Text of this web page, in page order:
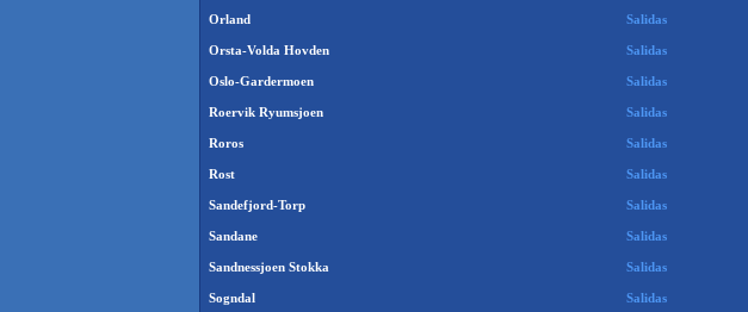
Orland Salidas
Orsta-Volda Hovden Salidas
Oslo-Gardermoen Salidas
Roervik Ryumsjoen Salidas
Roros Salidas
Rost Salidas
Sandefjord-Torp Salidas
Sandane Salidas
Sandnessjoen Stokka Salidas
Sogndal Salidas